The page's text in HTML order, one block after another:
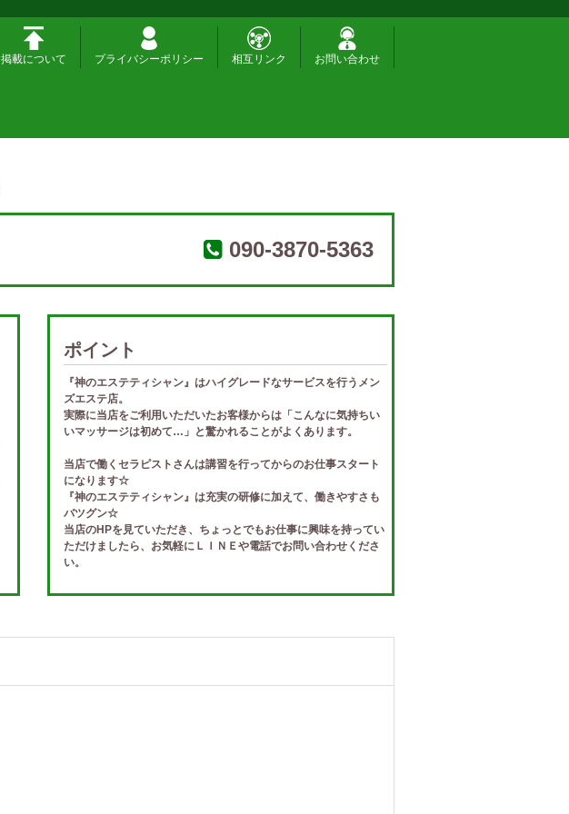
掲載について プライバシーポリシー 相互リンク お問い合わせ
090-3870-5363
ポイント
『神のエステティシャン』はハイグレードなサービスを行うメン
ズエステ店。
実際に当店をご利用いただいたお客様からは「こんなに気持ちい
いマッサージは初めて…」と驚かれることがよくあります。
当店で働くセラピストさんは講習を行ってからのお仕事スタート
になります☆
『神のエステティシャン』は充実の研修に加えて、働きやすさも
バツグン☆
当店のHPを見ていただき、ちょっとでもお仕事に興味を持ってい
ただけましたら、お気軽にＬＩＮＥや電話でお問い合わせくださ
い。